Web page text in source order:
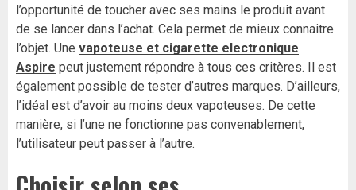
l’opportunité de toucher avec ses mains le produit avant
de se lancer dans l’achat. Cela permet de mieux connaitre
l’objet. Une vapoteuse et cigarette electronique
Aspire peut justement répondre à tous ces critères. Il est
également possible de tester d’autres marques. D’ailleurs,
l’idéal est d’avoir au moins deux vapoteuses. De cette
manière, si l’une ne fonctionne pas convenablement,
l’utilisateur peut passer à l’autre.